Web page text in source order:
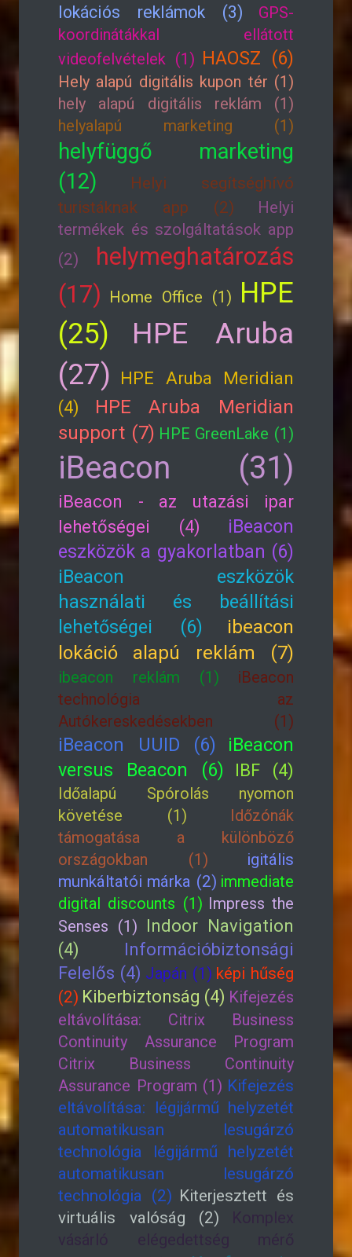
lokációs reklámok (3)
GPS-
koordinátákkal ellátott
videofelvételek (1) HAOSZ (6)
Hely alapú digitális kupon tér (1)
hely alapú digitális reklám (1)
helyalapú marketing (1)
helyfüggő marketing
(12)
Helyi segítséghívó
turistáknak app (2)
Helyi
termékek és szolgáltatások app
(2)
helymeghatározás
(17) Home Office (1) HPE
(25)
HPE Aruba
(27)
HPE Aruba Meridian
(4)
HPE Aruba Meridian
support (7) HPE GreenLake (1)
iBeacon (31)
iBeacon - az utazási ipar
lehetőségei (4)
iBeacon
eszközök a gyakorlatban (6)
iBeacon eszközök
használati és beállítási
lehetőségei (6)
ibeacon
lokáció alapú reklám (7)
ibeacon reklám (1)
iBeacon
technológia az
Autókereskedésekben (1)
iBeacon UUID (6)
iBeacon
versus Beacon (6)
IBF (4)
Időalapú Spórolás nyomon
követése (1)
Időzónák
támogatása a különböző
országokban (1)
igitális
munkáltatói márka (2) immediate
digital discounts (1) Impress the
Senses (1) Indoor Navigation
(4)
Információbiztonsági
Felelős (4) Japán (1) képi hűség
(2) Kiberbiztonság (4) Kifejezés
eltávolítása: Citrix Business
Continuity Assurance Program
Citrix Business Continuity
Assurance Program (1) Kifejezés
eltávolítása: légijármű helyzetét
automatikusan lesugárzó
technológia légijármű helyzetét
automatikusan lesugárzó
technológia (2) Kiterjesztett és
virtuális valóság (2)
Komplex
vásárló elégedettség mérő